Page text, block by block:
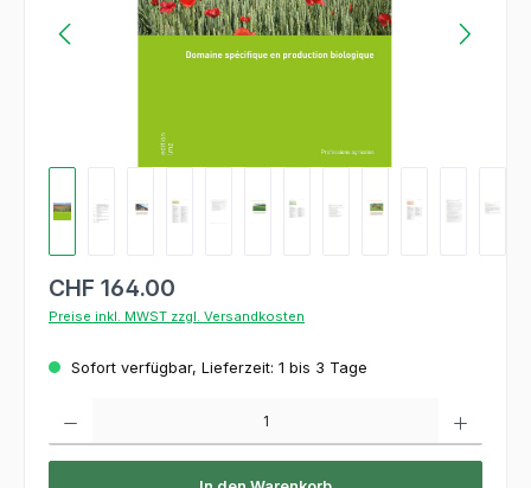
CHF 164.00
Preise inkl. MWST zzgl. Versandkosten
Sofort verfügbar, Lieferzeit: 1 bis 3 Tage